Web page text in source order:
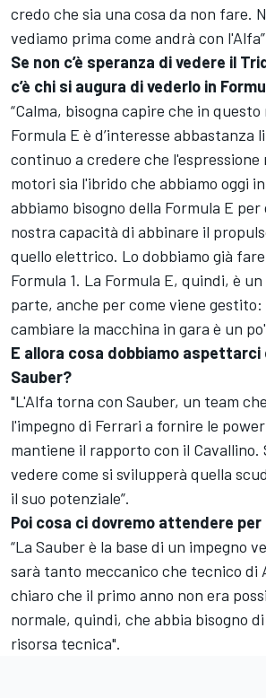
credo che sia una cosa da non fare.
vediamo prima come andrà con
Se non c’è speranza di vedere il
c’è chi si augura di vederlo in
“Calma, bisogna capire che in questo
Formula E è d’interesse abbastanza
continuo a credere che l'espressione
motori sia l'ibrido che abbiamo oggi
abbiamo bisogno della Formula E
nostra capacità di abbinare il
quello elettrico. Lo dobbiamo già
Formula 1. La Formula E, quindi, è
parte, anche per come viene gestito:
cambiare la macchina in gara è un
E allora cosa dobbiamo aspettarci
Sauber?
"L'Alfa torna con Sauber, un team
l'impegno di Ferrari a fornire le
mantiene il rapporto con il
vedere come si svilupperà quella
il suo potenziale”.
Poi cosa ci dovremo attendere
“La Sauber è la base di un impegno
sarà tanto meccanico che tecnico di
chiaro che il primo anno non era
normale, quindi, che abbia bisogno
risorsa tecnica".